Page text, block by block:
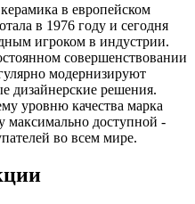
в европейском
в 1976 году и сегодня
игроком в индустрии.
совершенствовании
модернизируют
дизайнерские решения.
уровню качества марка
максимально доступной -
во всем мире.